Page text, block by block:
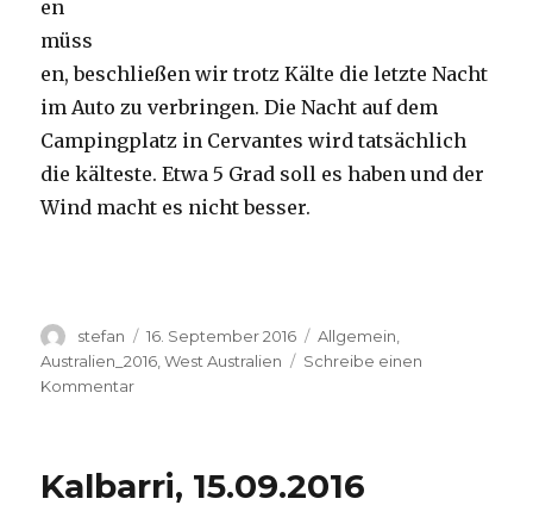
en
müss
en, beschließen wir trotz Kälte die letzte Nacht
im Auto zu verbringen. Die Nacht auf dem
Campingplatz in Cervantes wird tatsächlich
die kälteste. Etwa 5 Grad soll es haben und der
Wind macht es nicht besser.
Autor
stefan
Veröffentlicht
am
16. September 2016 Kategorien
Allgemein
Australien_2016 ,West Australien
Schreibe einen
Kommentarzu
Kalbarri, 15.09.2016